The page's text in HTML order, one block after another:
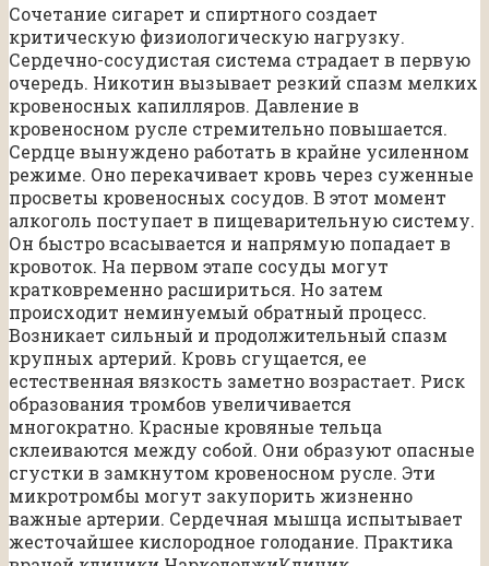
Сочетание сигарет и спиртного создает
критическую физиологическую нагрузку.
Сердечно-сосудистая система страдает в первую
очередь. Никотин вызывает резкий спазм мелких
кровеносных капилляров. Давление в
кровеносном русле стремительно повышается.
Сердце вынуждено работать в крайне усиленном
режиме. Оно перекачивает кровь через суженные
просветы кровеносных сосудов. В этот момент
алкоголь поступает в пищеварительную систему.
Он быстро всасывается и напрямую попадает в
кровоток. На первом этапе сосуды могут
кратковременно расшириться. Но затем
происходит неминуемый обратный процесс.
Возникает сильный и продолжительный спазм
крупных артерий. Кровь сгущается, ее
естественная вязкость заметно возрастает. Риск
образования тромбов увеличивается
многократно. Красные кровяные тельца
склеиваются между собой. Они образуют опасные
сгустки в замкнутом кровеносном русле. Эти
микротромбы могут закупорить жизненно
важные артерии. Сердечная мышца испытывает
жесточайшее кислородное голодание. Практика